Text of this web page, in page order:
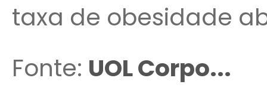
taxa de obesidade
Fonte: UOL Corpo...